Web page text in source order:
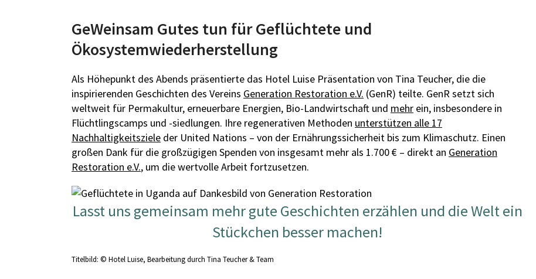
GeWeinsam Gutes tun für Geflüchtete und
Ökosystemwiederherstellung
Als Höhepunkt des Abends präsentierte das Hotel Luise Präsentation von Tina Teucher, die die
inspirierenden Geschichten des Vereins Generation Restoration e.V. (GenR) teilte. GenR setzt sich
weltweit für Permakultur, erneuerbare Energien, Bio-Landwirtschaft und mehr ein, insbesondere in
Flüchtlingscamps und -siedlungen. Ihre regenerativen Methoden unterstützen alle 17
Nachhaltigkeitsziele der United Nations – von der Ernährungssicherheit bis zum Klimaschutz. Einen
großen Dank für die großzügigen Spenden von insgesamt mehr als 1.700 € – direkt an Generation
Restoration e.V., um die wertvolle Arbeit fortzusetzen.
Lasst uns gemeinsam mehr gute Geschichten erzählen und die Welt ein
Stückchen besser machen!
Titelbild: © Hotel Luise, Bearbeitung durch Tina Teucher & Team